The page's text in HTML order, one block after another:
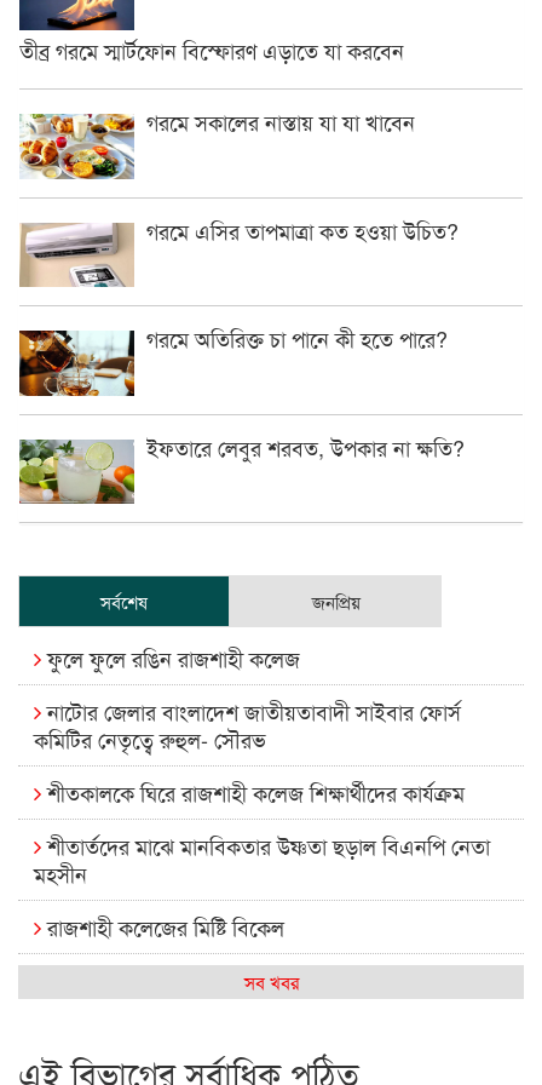
তীব্র গরমে স্মার্টফোন বিস্ফোরণ এড়াতে যা করবেন
গরমে সকালের নাস্তায় যা যা খাবেন
গরমে এসির তাপমাত্রা কত হওয়া উচিত?
গরমে অতিরিক্ত চা পানে কী হতে পারে?
ইফতারে লেবুর শরবত, উপকার না ক্ষতি?
সর্বশেষ জনপ্রিয়
ফুলে ফুলে রঙিন রাজশাহী কলেজ
নাটোর জেলার বাংলাদেশ জাতীয়তাবাদী সাইবার ফোর্স
কমিটির নেতৃত্বে রুহুল- সৌরভ
শীতকালকে ঘিরে রাজশাহী কলেজ শিক্ষার্থীদের কার্যক্রম
শীতার্তদের মাঝে মানবিকতার উষ্ণতা ছড়াল বিএনপি নেতা
মহসীন
রাজশাহী কলেজের মিষ্টি বিকেল
কেমন আছে আমাদের দেশের মধ্যবিত্তরা
সব খবর
এই বিভাগের সর্বাধিক পঠিত